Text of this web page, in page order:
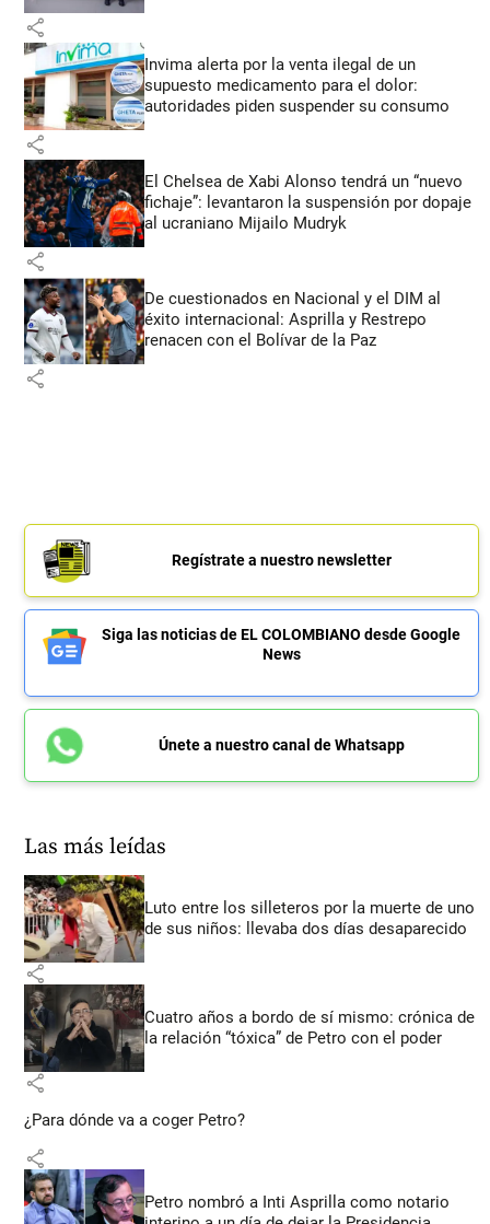
share
Invima alerta por la venta ilegal de un
supuesto medicamento para el dolor:
autoridades piden suspender su consumo
share
El Chelsea de Xabi Alonso tendrá un “nuevo
fichaje”: levantaron la suspensión por dopaje
al ucraniano Mijailo Mudryk
share
De cuestionados en Nacional y el DIM al
éxito internacional: Asprilla y Restrepo
renacen con el Bolívar de la Paz
share
Regístrate a nuestro newsletter
Siga las noticias de EL COLOMBIANO desde Google
News
Únete a nuestro canal de Whatsapp
Las más leídas
Luto entre los silleteros por la muerte de uno
de sus niños: llevaba dos días desaparecido
share
Cuatro años a bordo de sí mismo: crónica de
la relación “tóxica” de Petro con el poder
share
¿Para dónde va a coger Petro?
share
Petro nombró a Inti Asprilla como notario